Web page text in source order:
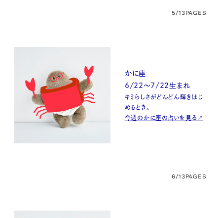
5/13PAGES
かに座
6/22～7/22生まれ
キミらしさがどんどん輝きはじ
めるとき。
今週のかに座の占いを見る↗
6/13PAGES